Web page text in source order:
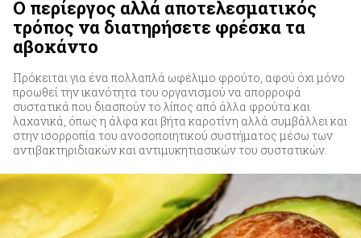
Ο περίεργος αλλά αποτελεσματικός
τρόπος να διατηρήσετε φρέσκα τα
αβοκάντο
Πρόκειται για ένα πολλαπλά ωφέλιμο φρούτο, αφού όχι μόνο
προωθεί την ικανότητα του οργανισμού να απορροφά
συστατικά που διασπούν το λίπος από άλλα φρούτα και
λαχανικά, όπως η άλφα και βήτα καροτίνη αλλά συμβάλλει και
στην ισορροπία του ανοσοποιητικού συστήματος μέσω των
αντιβακτηριδιακών και αντιμυκητιασικών του συστατικών.